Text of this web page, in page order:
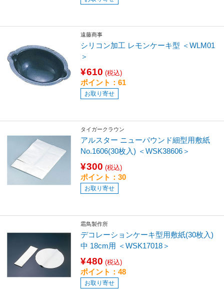
遠藤商事
シリコン加工 レモンケーキ型 ＜WLM01
＞
¥610 (税込)
ポイント：61
お取り寄せ
タイガークラウン
アルスター ニューパウンド細型用敷紙
No.1606(30枚入) ＜WSK38606＞
¥300 (税込)
ポイント：30
お取り寄せ
霜鳥製作所
デコレーションケーキ型用敷紙(30枚入)
中 18cm用 ＜WSK17018＞
¥480 (税込)
ポイント：48
お取り寄せ